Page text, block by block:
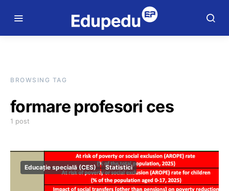
BROWSING TAG
formare profesori ces
1 post
Educație specială (CES) Statistici